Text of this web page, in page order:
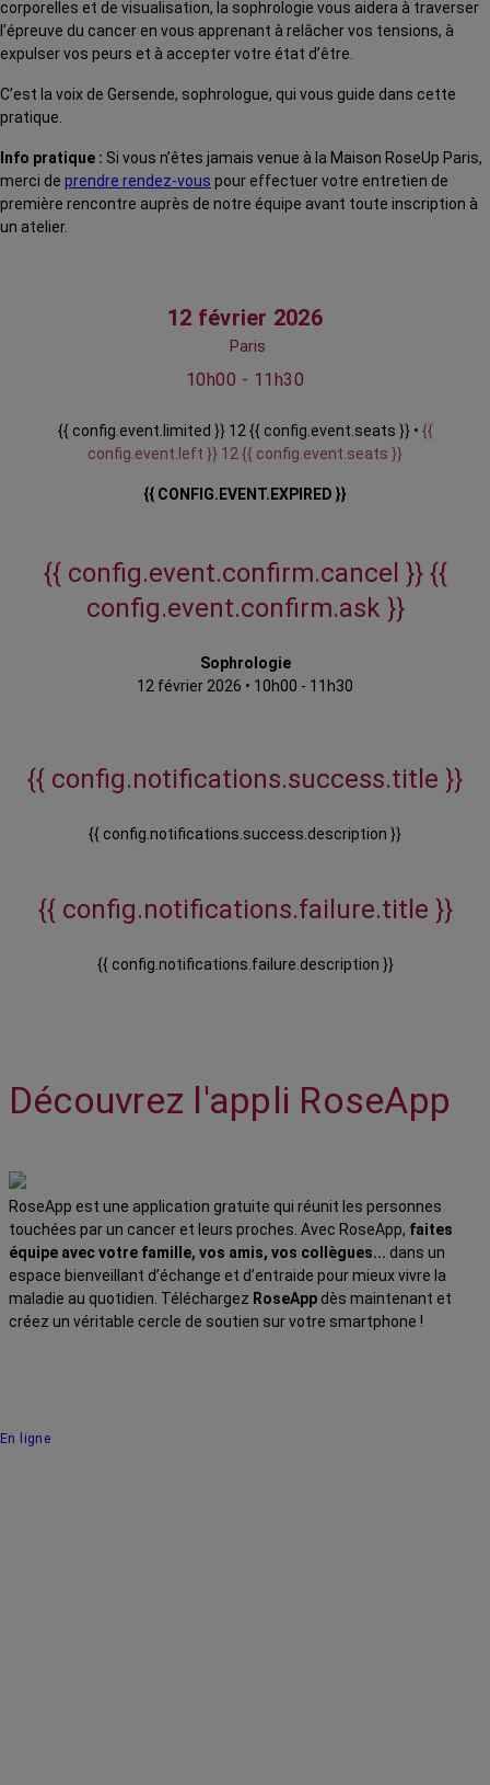
corporelles et de visualisation, la sophrologie vous aidera à traverser
l’épreuve du cancer en vous apprenant à relâcher vos tensions, à
expulser vos peurs et à accepter votre état d’être.
C’est la voix de Gersende, sophrologue, qui vous guide dans cette
pratique.
Info pratique : Si vous n’êtes jamais venue à la Maison RoseUp Paris,
merci de prendre rendez-vous pour effectuer votre entretien de
première rencontre auprès de notre équipe avant toute inscription à
un atelier.
12 février 2026
Paris
10h00 - 11h30
{{ config.event.limited }} 12 {{ config.event.seats }} • {{
config.event.left }} 12 {{ config.event.seats }}
{{ CONFIG.EVENT.EXPIRED }}
{{ config.event.confirm.cancel }} {{
config.event.confirm.ask }}
Sophrologie
12 février 2026 • 10h00 - 11h30
{{ config.notifications.success.title }}
{{ config.notifications.success.description }}
{{ config.notifications.failure.title }}
{{ config.notifications.failure.description }}
Découvrez l'appli RoseApp
RoseApp est une application gratuite qui réunit les personnes
touchées par un cancer et leurs proches. Avec RoseApp, faites
équipe avec votre famille, vos amis, vos collègues... dans un
espace bienveillant d’échange et d’entraide pour mieux vivre la
maladie au quotidien. Téléchargez RoseApp dès maintenant et
créez un véritable cercle de soutien sur votre smartphone !
En ligne